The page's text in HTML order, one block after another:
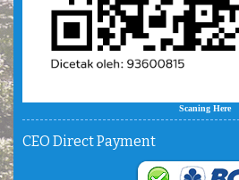
Scaning Here
CEO Direct Payment